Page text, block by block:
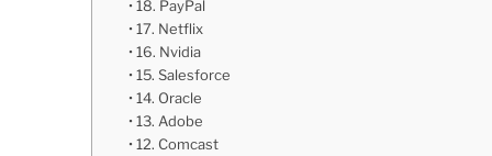
18. PayPal
17. Netflix
16. Nvidia
15. Salesforce
14. Oracle
13. Adobe
12. Comcast